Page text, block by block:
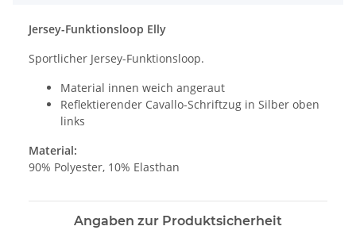
Jersey-Funktionsloop Elly
Sportlicher Jersey-Funktionsloop.
Material innen weich angeraut
Reflektierender Cavallo-Schriftzug in Silber oben
links
Material:
90% Polyester, 10% Elasthan
Angaben zur Produktsicherheit